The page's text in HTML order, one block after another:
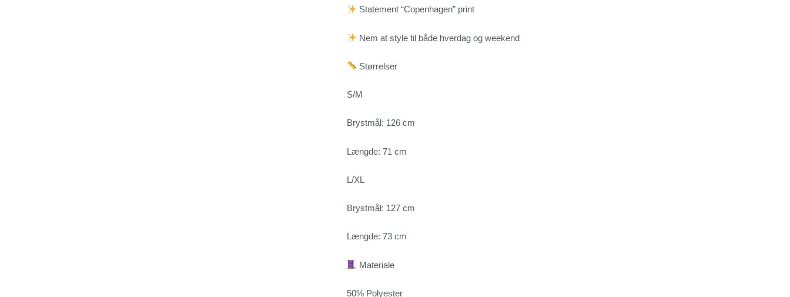
Statement “Copenhagen” print
Nem at style til både hverdag og weekend
Størrelser
S/M
Brystmål: 126 cm
Længde: 71 cm
L/XL
Brystmål: 127 cm
Længde: 73 cm
Materiale
50% Polyester